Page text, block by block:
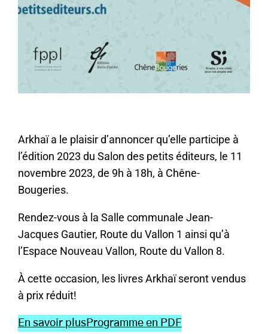
Arkhaï a le plaisir d’annoncer qu’elle participe à
l’édition 2023 du Salon des petits éditeurs, le 11
novembre 2023, de 9h à 18h, à Chêne-
Bougeries.
Rendez-vous à la Salle communale Jean-
Jacques Gautier, Route du Vallon 1 ainsi qu’à
l’Espace Nouveau Vallon, Route du Vallon 8.
À cette occasion, les livres Arkhaï seront vendus
à prix réduit!
En savoir plusProgramme en PDF